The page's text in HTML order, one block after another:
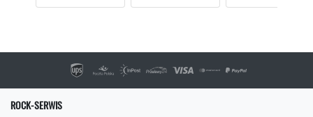
ROCK-SERWIS